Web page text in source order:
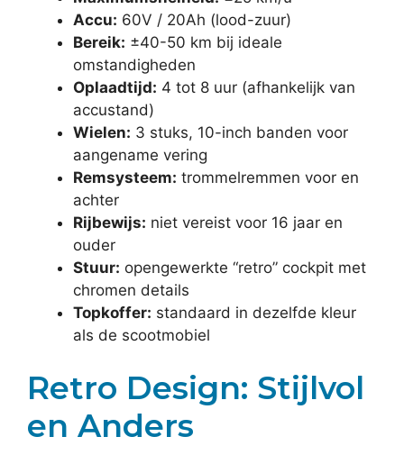
Accu: 60V / 20Ah (lood-zuur)
Bereik: ±40-50 km bij ideale
omstandigheden
Oplaadtijd: 4 tot 8 uur (afhankelijk van
accustand)
Wielen: 3 stuks, 10-inch banden voor
aangename vering
Remsysteem: trommelremmen voor en
achter
Rijbewijs: niet vereist voor 16 jaar en
ouder
Stuur: opengewerkte “retro” cockpit met
chromen details
Topkoffer: standaard in dezelfde kleur
als de scootmobiel
Retro Design: Stijlvol
en Anders